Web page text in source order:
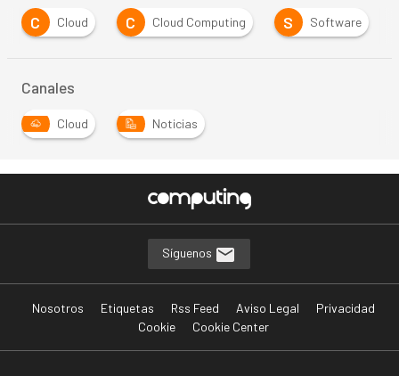
C
Cloud C Cloud Computing S Software
Canales
Cloud Noticias
Síguenos
Nosotros Etiquetas Rss Feed Aviso Legal
Privacidad
Cookie
Cookie Center